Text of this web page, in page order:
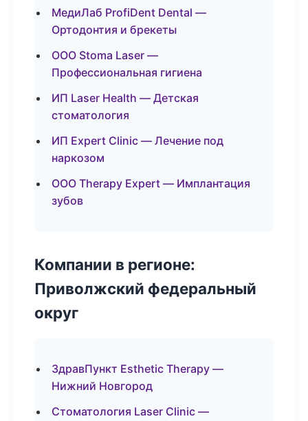
МедиЛаб ProfiDent Dental —
Ортодонтия и брекеты
ООО Stoma Laser —
Профессиональная гигиена
ИП Laser Health — Детская
стоматология
ИП Expert Clinic — Лечение под
наркозом
ООО Therapy Expert — Имплантация
зубов
Компании в регионе:
Приволжский федеральный
округ
ЗдравПункт Esthetic Therapy —
Нижний Новгород
Стоматология Laser Clinic —